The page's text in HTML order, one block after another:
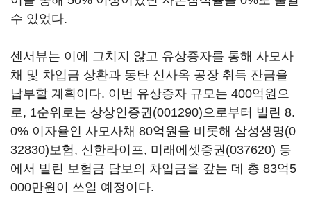
수 있었다.
센서뷰는 이에 그치지 않고 유상증자를 통해 사모사
채 및 차입금 상환과 동탄 신사옥 공장 취득 잔금을
납부할 계획이다. 이번 유상증자 규모는 400억원으
로, 1순위로는 상상인증권(001290)으로부터 빌린 8.
0% 이자율인 사모사채 80억원을 비롯해 삼성생명(0
32830)보험, 신한라이프, 미래에셋증권(037620) 등
에서 빌린 보험금 담보의 차입금을 갚는 데 총 83억5
000만원이 쓰일 예정이다.